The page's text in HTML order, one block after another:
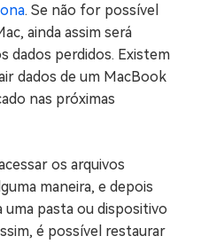
. Se não for possível
ainda assim será
dados perdidos. Existem
dados de um MacBook
nas próximas
os arquivos
maneira, e depois
pasta ou dispositivo
é possível restaurar